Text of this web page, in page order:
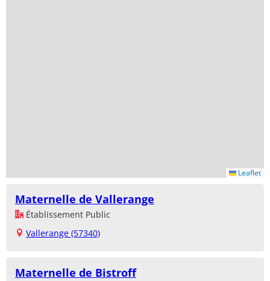
Leaflet
Maternelle de Vallerange
Établissement Public
Vallerange (57340)
Maternelle de Bistroff